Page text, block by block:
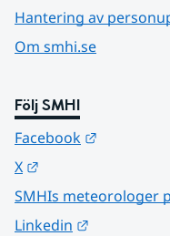
Hantering av
Om smhi.se
Följ SMHI
Facebook
X
SMHIs meteorologer
Linkedin